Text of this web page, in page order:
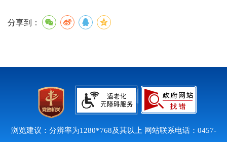
分享到：
浏览建议：分辨率为1280*768及其以上 网站联系电话：0457-